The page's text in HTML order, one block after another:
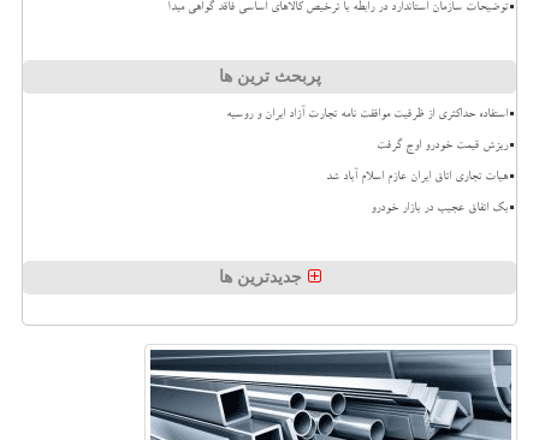
توضیحات سازمان استاندارد در رابطه با ترخیص کالاهای اساسی فاقد گواهی مبدأ
پربحث ترین ها
استفاده حداکثری از ظرفیت موافقت نامه تجارت آزاد ایران و روسیه
ریزش قیمت خودرو اوج گرفت
هیات تجاری اتاق ایران عازم اسلام آباد شد
بک اتفاق عجیب در بازار خودرو
جدیدترین ها